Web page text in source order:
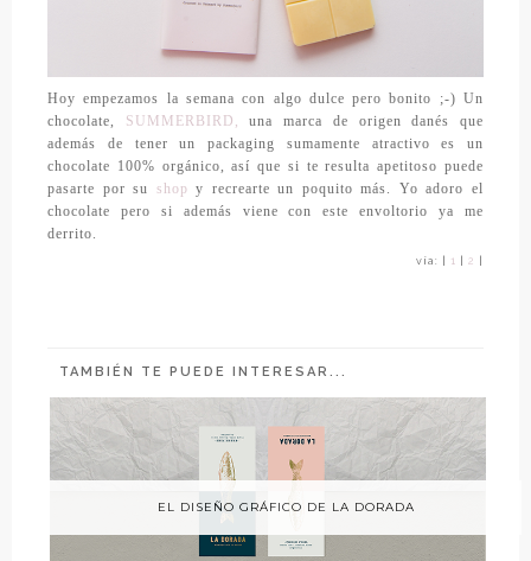
Hoy empezamos la semana con algo dulce pero bonito ;-) Un
chocolate, SUMMERBIRD,
una marca de origen danés que
además de tener un packaging sumamente atractivo es un
chocolate 100% orgánico, así que si te resulta apetitoso puede
pasarte por su shop y recrearte un poquito más. Yo adoro el
chocolate pero si además viene con este envoltorio ya me
derrito.
vía: | 1 2
TAMBIÉN TE PUEDE INTERESAR...
EL DISEÑO GRÁFICO DE LA DORADA